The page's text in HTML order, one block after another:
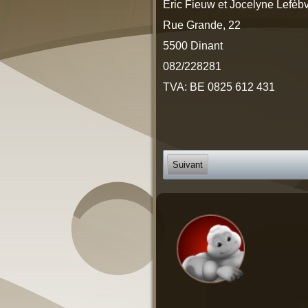
Eric Fieuw et Jocelyne
Rue Grande, 22
5500 Dinant
082/228281
TVA: BE 0825 612 431
Suivant